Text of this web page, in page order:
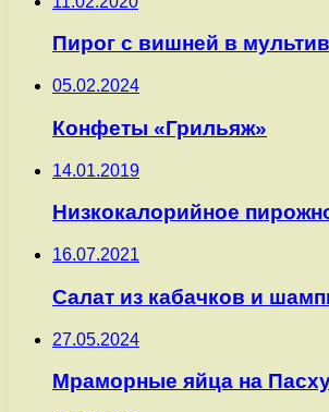
Пирог с вишней в
05.02.2024
Конфеты «Грильяж»
14.01.2019
Низкокалорийное
16.07.2021
Салат из кабачков и
27.05.2024
Мраморные яйца на